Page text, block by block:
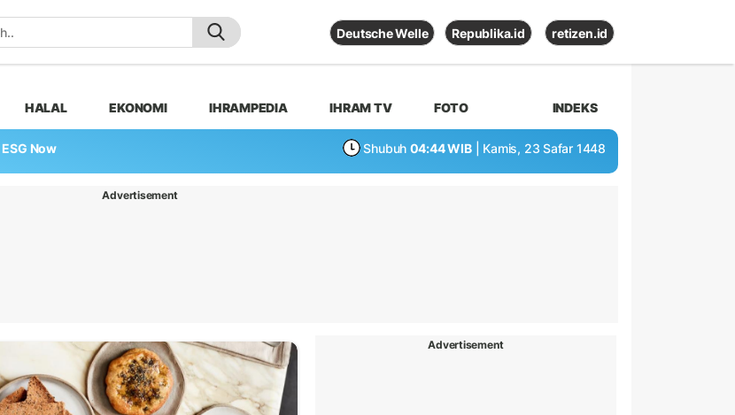
Deutsche Welle Republika.id retizen.id
HALAL EKONOMI IHRAMPEDIA IHRAM TV FOTO INDEKS
ESG Now Shubuh 04:44 WIB | Kamis, 23 Safar 1448
Advertisement
Advertisement